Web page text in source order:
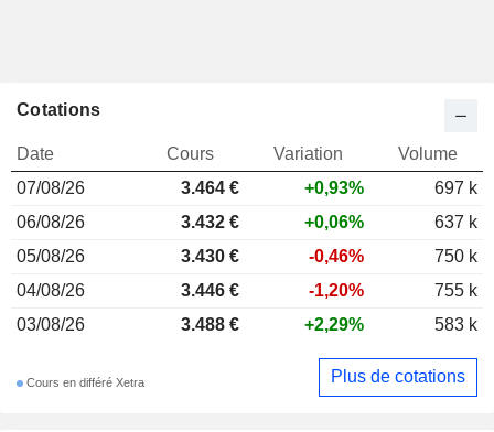
Cotations
Date Cours Variation
Volume
07/08/26
3.464 € +0,93%
697 k
06/08/26
3.432 € +0,06%
637 k
05/08/26
3.430 € -0,46%
750 k
04/08/26
3.446 € -1,20%
755 k
03/08/26
3.488 € +2,29% 583 k
Cours en différé Xetra Plus de cotations